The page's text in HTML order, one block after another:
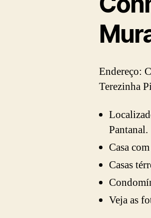
Endereço:
Terezinha
Pantanal.
Casa
Casas
Veja as